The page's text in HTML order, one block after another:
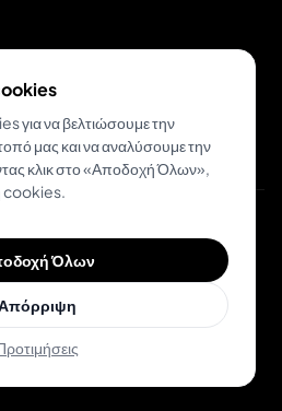
Inkjin
Όροι Χρήσης
για να βελτιώσουμε την
μας και να αναλύσουμε την
κλικ στο «Αποδοχή Όλων»,
cookies.
Όλων